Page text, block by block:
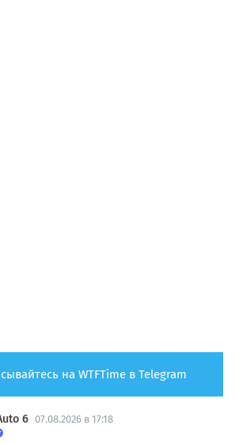
на WTFTime в Telegram
6 07.08.2026 в 17:18